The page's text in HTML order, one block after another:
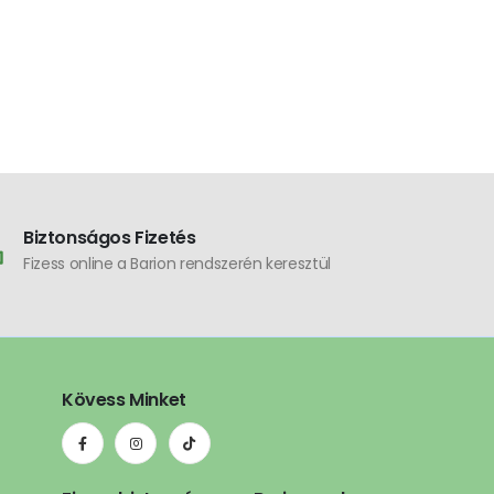
Biztonságos Fizetés
Fizess online a Barion rendszerén keresztül
Kövess Minket